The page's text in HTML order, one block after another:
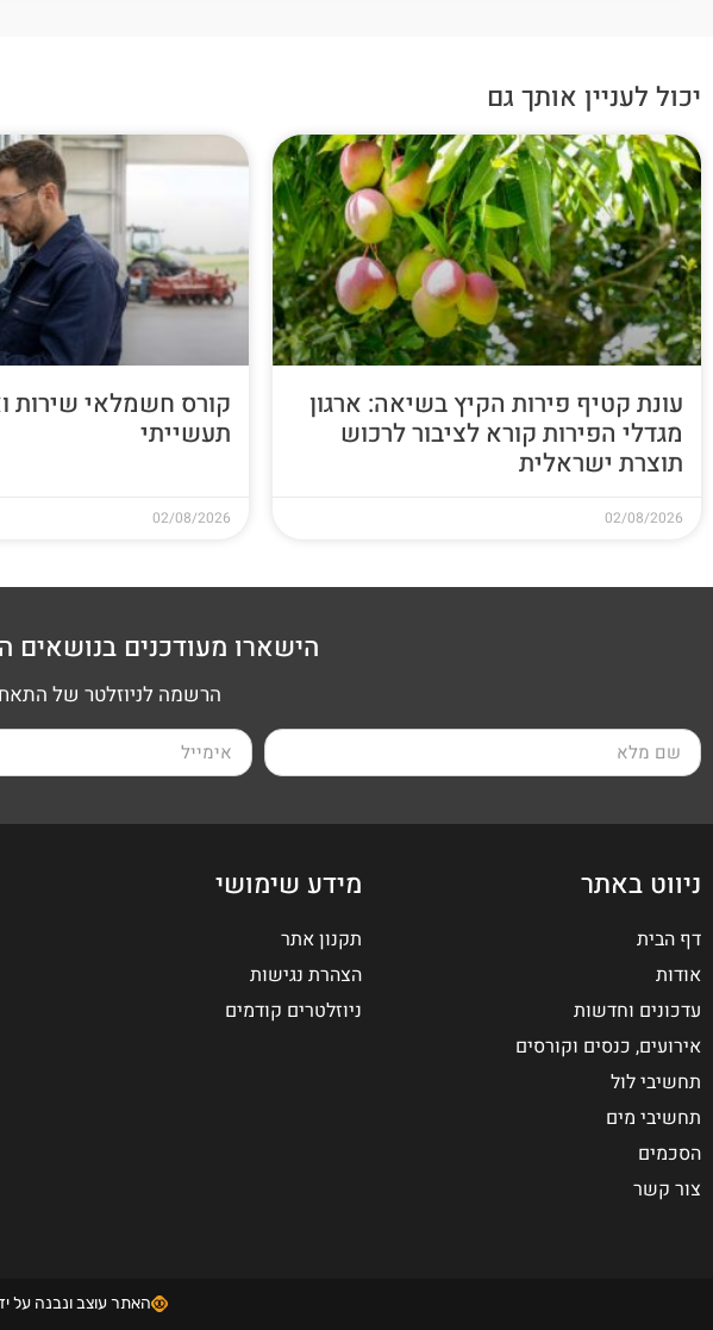
יכול לעניין אותך גם
עונת קטיף פירות הקיץ בשיאה: ארגון
מגדלי הפירות קורא לציבור לרכוש
תוצרת ישראלית
02/08/2026
קורס חשמלאי שירות
תעשייתי
02/08/2026
הישארו מעודכנים
הרשמה לניוזלטר של
ניווט באתר
דף הבית
אודות
עדכונים וחדשות
אירועים, כנסים וקורסים
תחשיבי לול
תחשיבי מים
הסכמים
צור קשר
מידע שימושי
תקנון אתר
הצהרת נגישות
ניוזלטרים קודמים
האתר עוצב ונבנה על